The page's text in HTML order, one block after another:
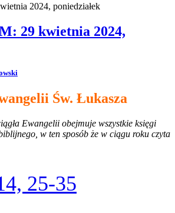
2024, poniedziałek
29 kwietnia 2024,
Św. Łukasza
Ewangelii obejmuje wszystkie księgi
w ten sposób że w ciągu roku czyta
25-35